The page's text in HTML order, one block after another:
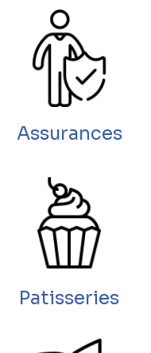
Assurances
Patisseries